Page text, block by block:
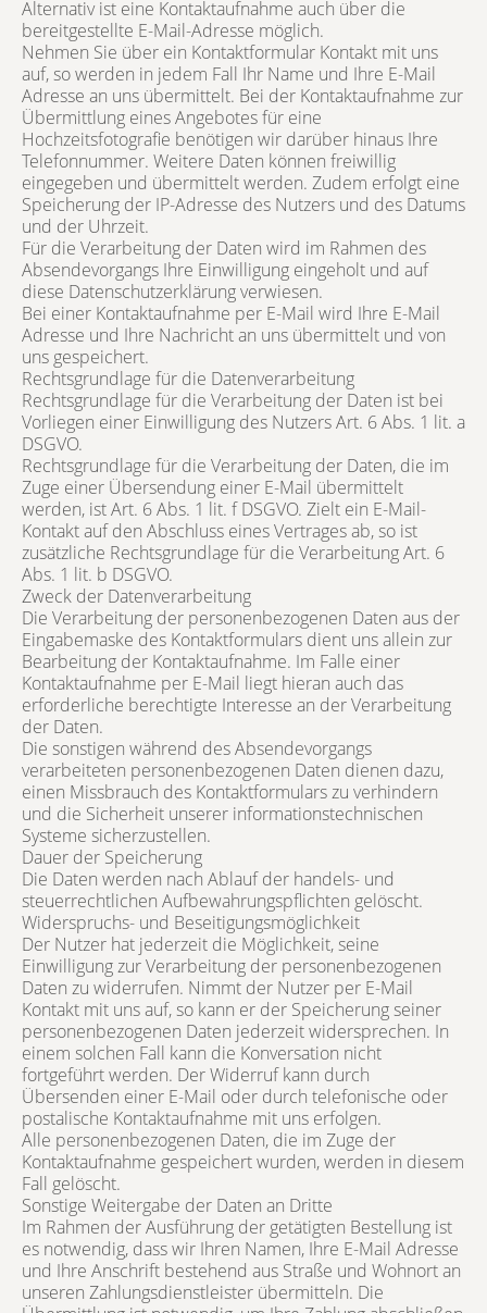
Alternativ ist eine Kontaktaufnahme auch über die
bereitgestellte E-Mail-Adresse möglich.
Nehmen Sie über ein Kontaktformular Kontakt mit uns
auf, so werden in jedem Fall Ihr Name und Ihre E-Mail
Adresse an uns übermittelt. Bei der Kontaktaufnahme zur
Übermittlung eines Angebotes für eine
Hochzeitsfotografie benötigen wir darüber hinaus Ihre
Telefonnummer. Weitere Daten können freiwillig
eingegeben und übermittelt werden. Zudem erfolgt eine
Speicherung der IP-Adresse des Nutzers und des Datums
und der Uhrzeit.
Für die Verarbeitung der Daten wird im Rahmen des
Absendevorgangs Ihre Einwilligung eingeholt und auf
diese Datenschutzerklärung verwiesen.
Bei einer Kontaktaufnahme per E-Mail wird Ihre E-Mail
Adresse und Ihre Nachricht an uns übermittelt und von
uns gespeichert.
Rechtsgrundlage für die Datenverarbeitung
Rechtsgrundlage für die Verarbeitung der Daten ist bei
Vorliegen einer Einwilligung des Nutzers Art. 6 Abs. 1 lit. a
DSGVO.
Rechtsgrundlage für die Verarbeitung der Daten, die im
Zuge einer Übersendung einer E-Mail übermittelt
werden, ist Art. 6 Abs. 1 lit. f DSGVO. Zielt ein E-Mail-
Kontakt auf den Abschluss eines Vertrages ab, so ist
zusätzliche Rechtsgrundlage für die Verarbeitung Art. 6
Abs. 1 lit. b DSGVO.
Zweck der Datenverarbeitung
Die Verarbeitung der personenbezogenen Daten aus der
Eingabemaske des Kontaktformulars dient uns allein zur
Bearbeitung der Kontaktaufnahme. Im Falle einer
Kontaktaufnahme per E-Mail liegt hieran auch das
erforderliche berechtigte Interesse an der Verarbeitung
der Daten.
Die sonstigen während des Absendevorgangs
verarbeiteten personenbezogenen Daten dienen dazu,
einen Missbrauch des Kontaktformulars zu verhindern
und die Sicherheit unserer informationstechnischen
Systeme sicherzustellen.
Dauer der Speicherung
Die Daten werden nach Ablauf der handels- und
steuerrechtlichen Aufbewahrungspflichten gelöscht.
Widerspruchs- und Beseitigungsmöglichkeit
Der Nutzer hat jederzeit die Möglichkeit, seine
Einwilligung zur Verarbeitung der personenbezogenen
Daten zu widerrufen. Nimmt der Nutzer per E-Mail
Kontakt mit uns auf, so kann er der Speicherung seiner
personenbezogenen Daten jederzeit widersprechen. In
einem solchen Fall kann die Konversation nicht
fortgeführt werden. Der Widerruf kann durch
Übersenden einer E-Mail oder durch telefonische oder
postalische Kontaktaufnahme mit uns erfolgen.
Alle personenbezogenen Daten, die im Zuge der
Kontaktaufnahme gespeichert wurden, werden in diesem
Fall gelöscht.
Sonstige Weitergabe der Daten an Dritte
Im Rahmen der Ausführung der getätigten Bestellung ist
es notwendig, dass wir Ihren Namen, Ihre E-Mail Adresse
und Ihre Anschrift bestehend aus Straße und Wohnort an
unseren Zahlungsdienstleister übermitteln. Die